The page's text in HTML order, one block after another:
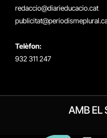
redaccio@diarieducacio.cat
Telèfon:
932 311 247
AMB EL